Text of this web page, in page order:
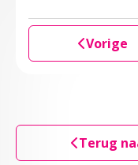
Vorige
Terug